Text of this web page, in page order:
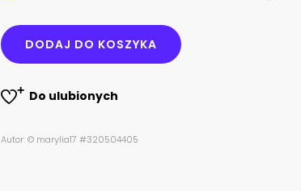
DODAJ DO KOSZYKA
Do ulubionych
Autor: © marylia17 #320504405